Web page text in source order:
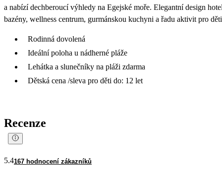
a nabízí dechberoucí výhledy na Egejské moře. Elegantní design
bazény, wellness centrum, gurmánskou kuchyni a řadu aktivit pro
Rodinná dovolená
Ideální poloha u nádherné pláže
Lehátka a slunečníky na pláži zdarma
Dětská cena /sleva pro děti do: 12 let
Recenze
5.4167 hodnocení zákazníků